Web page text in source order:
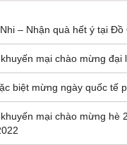
– Nhận quà hết ý tại Đồ
mại chào mừng đại
biệt mừng ngày quốc tế
mại chào mừng hè